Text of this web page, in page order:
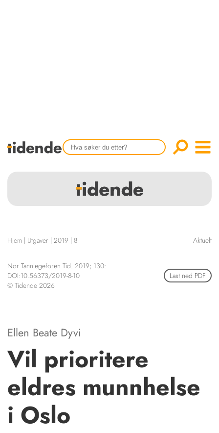
Tidligere utgaver
HENVISNINGER
KURSKALENDER
STILLINGER
KJØP & SALG
KONTAKT
Scientific articles
Publication and media
Hjem | Utgaver | 2019 | 8 Aktuelt
Nor Tannlegeforen Tid. 2019; 130:
DOI:10.56373/2019-8-10
© Tidende 2026
Last ned PDF
Ellen Beate Dyvi
Vil prioritere
eldres munnhelse
i Oslo